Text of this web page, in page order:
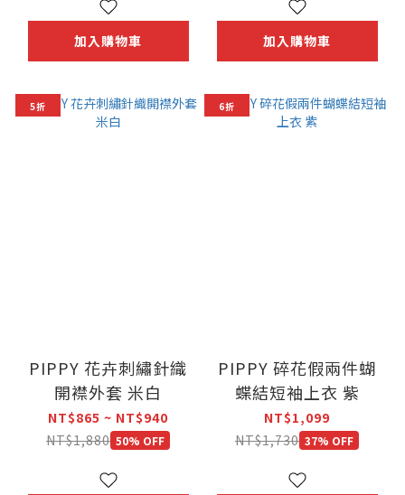
加入購物車 加入購物車
5折
PIPPY 花卉刺繡針織
開襟外套 米白
NT$865 ~ NT$940
NT$1,880 50% OFF
6折
PIPPY 碎花假兩件蝴
蝶結短袖上衣 紫
NT$1,099
NT$1,730 37% OFF